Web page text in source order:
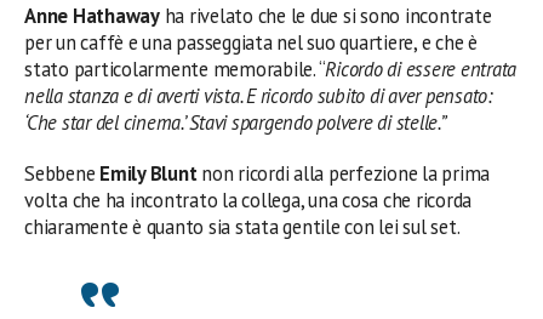
Anne Hathawayha rivelato che le due si sono incontrate
per un caffè e una passeggiata nel suo quartiere, e che è
stato particolarmente memorabile. “Ricordo di essere entrata
nella stanza e di averti vista. E ricordo subito di aver pensato:
‘Che star del cinema.’ Stavi spargendo polvere di stelle.”
Sebbene Emily Bluntnon ricordi alla perfezione la prima
volta che ha incontrato la collega, una cosa che ricorda
chiaramente è quanto sia stata gentile con lei sul set.